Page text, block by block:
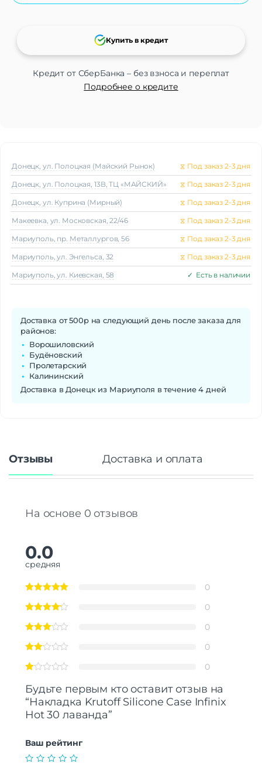
Кредит от СберБанка – без взноса и переплат
Подробнее о кредите
Купить в кредит
Донецк, ул. Полоцкая (Майский Рынок) ⧖ Под заказ 2-3 дня
Донецк, ул. Полоцкая, 13В, ТЦ «МАЙСКИЙ» ⧖ Под заказ 2-3 дня
Донецк, ул. Куприна (Мирный) ⧖ Под заказ 2-3 дня
Макеeвка, ул. Московская, 22/46 ⧖ Под заказ 2-3 дня
Мариуполь, пр. Металлургов, 56 ⧖ Под заказ 2-3 дня
Мариуполь, ул. Энгельса, 32 ⧖ Под заказ 2-3 дня
Мариуполь, ул. Киевская, 58 ✓ Есть в наличии
Доставка от 500р на следующий день после заказа для
районов:
Ворошиловский
Будёновский
Пролетарский
Калининский
Доставка в Донецк из Мариуполя в течение 4 дней
Отзывы Доставка и оплата
На основе 0 отзывов
0.0
средняя
0
0
0
0
0
Будьте первым кто оставит отзыв на
“Накладка Krutoff Silicone Case Infinix
Hot 30 лаванда”
Ваш рейтинг